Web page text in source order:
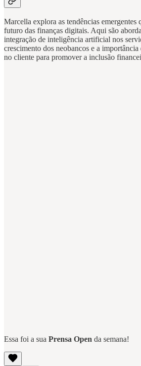
Marcella explora as tendências emergentes
futuro das finanças digitais. Aqui são
integração de inteligência artificial nos
crescimento dos neobancos e a importância
no cliente para promover a inclusão
Essa foi a sua Prensa Open da semana!